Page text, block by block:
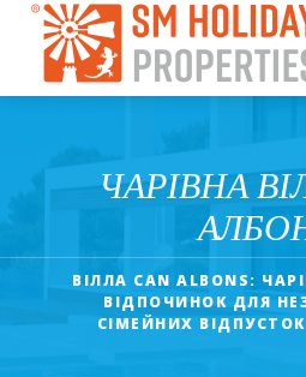
ЧАРІВНА
ВІЛЛА CAN ALBONS:
ВІДПОЧИНОК ДЛЯ
СІМЕЙНИХ